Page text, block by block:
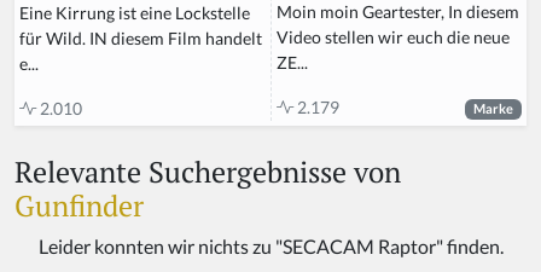
Eine Kirrung ist eine Lockstelle
für Wild. IN diesem Film handelt
e...
2.010
Moin moin Geartester, In diesem
Video stellen wir euch die neue
ZE...
2.179 Marke
Relevante Suchergebnisse von
Gunfinder